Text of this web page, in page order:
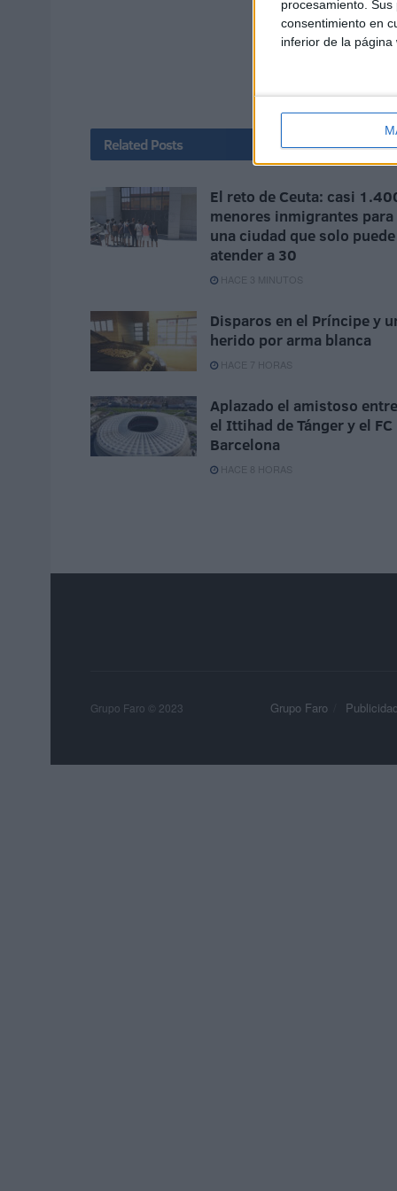
procesamiento.
consentimiento en
inferior de la página
Related Posts
El reto de Ceuta: casi
menores inmigrantes para
una ciudad que solo puede
atender a 30
HACE 3 MINUTOS
Disparos en el Príncipe y
herido por arma blanca
HACE 7 HORAS
Aplazado el amistoso entre
el Ittihad de Tánger y el FC
Barcelona
HACE 8 HORAS
Grupo Faro Publicidad
Grupo Faro © 2023